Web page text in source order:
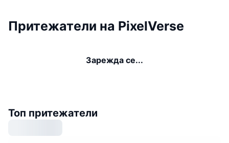
Притежатели на PixelVerse
Зарежда се...
Топ притежатели